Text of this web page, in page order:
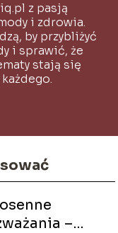
z pasją
i zdrowia.
by przybliżyć
i sprawić, że
stają się
–